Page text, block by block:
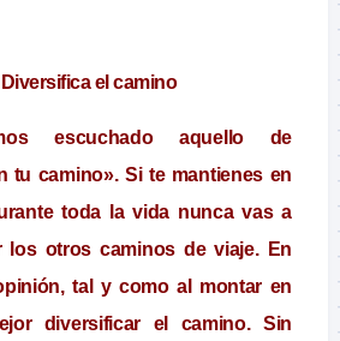
Diversifica el camino
escuchado aquello de
tu camino». Si te mantienes en
toda la vida nunca vas a
los otros caminos de viaje. En
tal y como al montar en
diversificar el camino. Sin